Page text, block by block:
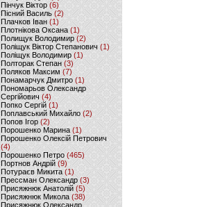
Пінчук Віктор (6)
Пісний Василь (2)
Плачков Іван(1)
Плотнікова Оксана (1)
Полищук Володимир(2)
Поліщук Віктор Степанович(1)
Поліщук Володимир (1)
Полторак Степан(3)
Поляков Максим (7)
Понамарчук Дмитро (1)
Пономарьов Олександр
Сергійович(4)
Попко Сергій (1)
Поплавський Михайло (2)
Попов Ігор(2)
Порошенко Марина (1)
Порошенко Олексій Петрович
(4)
Порошенко Петро (465)
Портнов Андрій (9)
Потураєв Микита(1)
Прессман Олександр(3)
Присяжнюк Анатолій (5)
Присяжнюк Микола (38)
Присяжнюк Олександр